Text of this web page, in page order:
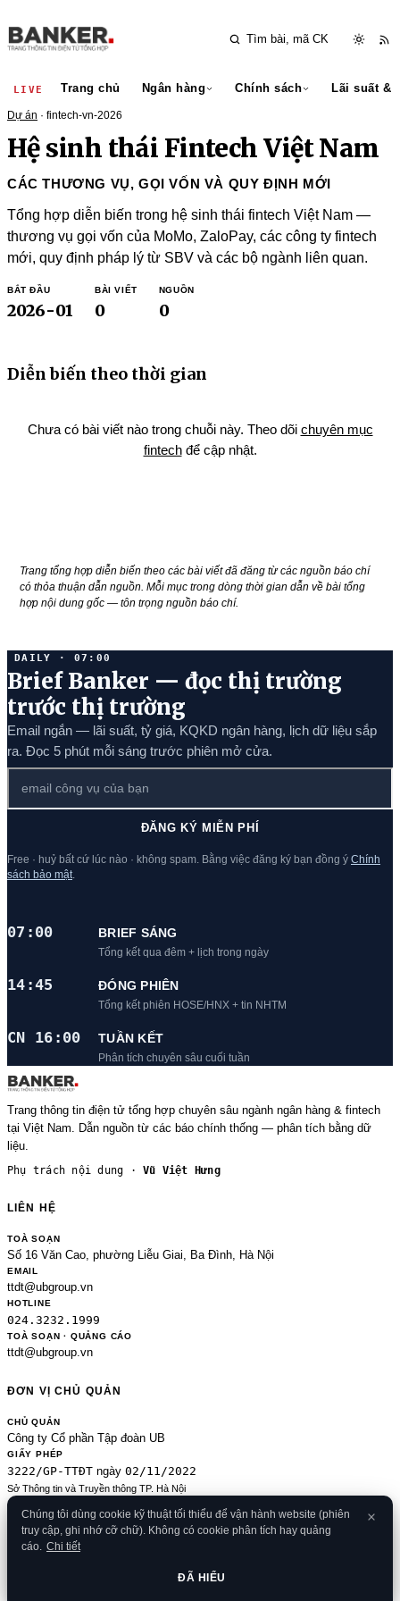
LIVE Trang chủ Ngân hàng Chính sách Lãi suất &
Dự án · fintech-vn-2026
Hệ sinh thái Fintech Việt Nam
CÁC THƯƠNG VỤ, GỌI VỐN VÀ QUY ĐỊNH MỚI
Tổng hợp diễn biến trong hệ sinh thái fintech Việt Nam —
thương vụ gọi vốn của MoMo, ZaloPay, các công ty fintech
mới, quy định pháp lý từ SBV và các bộ ngành liên quan.
BẮT ĐẦU
2026-01
BÀI VIẾT
0
NGUỒN
0
Diễn biến theo thời gian
Chưa có bài viết nào trong chuỗi này. Theo dõi chuyên mục
fintechđể cập nhật.
Trang tổng hợp diễn biến theo các bài viết đã đăng từ các nguồn báo chí
có thỏa thuận dẫn nguồn. Mỗi mục trong dòng thời gian dẫn về bài tổng
hợp nội dung gốc — tôn trọng nguồn báo chí.
DAILY · 07:00
Brief Banker — đọc thị trường
trước thị trường
Email ngắn — lãi suất, tỷ giá, KQKD ngân hàng, lịch dữ liệu sắp
ra. Đọc 5 phút mỗi sáng trước phiên mở cửa.
ĐĂNG KÝ MIỄN PHÍ
Free · huỷ bất cứ lúc nào · không spam. Bằng việc đăng ký bạn đồng ý Chính
sách bảo mật
07:00 BRIEF SÁNG
Tổng kết qua đêm + lịch trong ngày
14:45 ĐÓNG PHIÊN
Tổng kết phiên HOSE/HNX + tin NHTM
CN 16:00 TUẦN KẾT
Phân tích chuyên sâu cuối tuần
Trang thông tin điện tử tổng hợp chuyên sâu ngành ngân hàng & fintech
tại Việt Nam. Dẫn nguồn từ các báo chính thống — phân tích bằng dữ
liệu.
Phụ trách nội dung ·Vũ Việt Hưng
LIÊN HỆ
TOÀ SOẠN
Số 16 Văn Cao, phường Liễu Giai, Ba Đình, Hà Nội
EMAIL
ttdt@ubgroup.vn
HOTLINE
024.3232.1999
TOÀ SOẠN · QUẢNG CÁO
ttdt@ubgroup.vn
ĐƠN VỊ CHỦ QUẢN
CHỦ QUẢN
Công ty Cổ phần Tập đoàn UB
GIẤY PHÉP
3222/GP-TTĐT ngày 02/11/2022
Sở Thông tin và Truyền thông TP. Hà Nội
Sửa đổi của 2489/GP-TTĐT ngày 24/8/2020
ĐKKD
0106080414 09/01/2013
© 2026 Banker.vn
Cookies·Liên hệ
Chúng tôi dùng cookie kỹ thuật tối thiểu để vận hành website (phiên
truy cập, ghi nhớ cỡ chữ). Không có cookie phân tích hay quảng
cáo. Chi tiết
ĐÃ HIỂU